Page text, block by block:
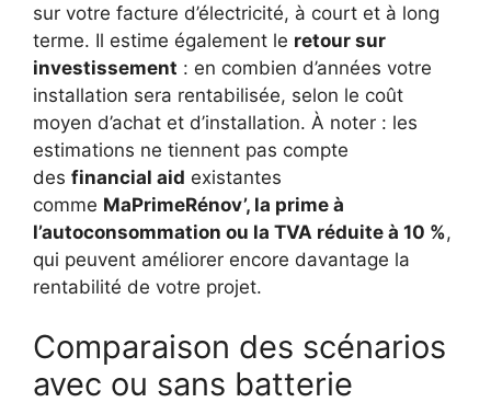
sur votre facture d’électricité, à court et à long
terme. Il estime également le retour sur
investissement : en combien d’années votre
installation sera rentabilisée, selon le coût
moyen d’achat et d’installation. À noter : les
estimations ne tiennent pas compte
des financial aid existantes
comme MaPrimeRénov’, la prime à
l’autoconsommation ou la TVA réduite à 10 %,
qui peuvent améliorer encore davantage la
rentabilité de votre projet.
Comparaison des scénarios
avec ou sans batterie